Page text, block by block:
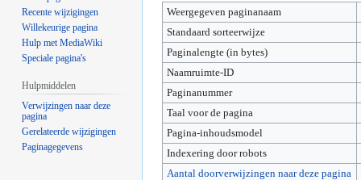
springen
springen
Weergegeven paginanaam
Standaard sorteerwijze
Paginalengte (in bytes)
Naamruimte-ID
Paginanummer
Taal voor de pagina
Pagina-inhoudsmodel
Indexering door robots
Aantal doorverwijzingen naar deze pagina
Recente wijzigingen
Willekeurige pagina
Hulp met MediaWiki
Speciale pagina's
Hulpmiddelen
Verwijzingen naar deze
pagina
Gerelateerde wijzigingen
Paginagegevens